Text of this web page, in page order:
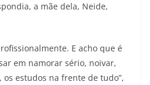
a mãe dela, Neide,
E acho que é
em namorar sério, noivar,
estudos na frente de tudo”,